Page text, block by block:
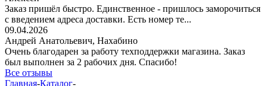
Заказ пришёл быстро. Единственное - пришлось заморочиться
с введением адреса доставки. Есть номер те...
09.04.2026
Андрей Анатольевич, Нахабино
Очень благодарен за работу техподдержки магазина. Заказ
был выполнен за 2 рабочих дня. Спасибо!
Все отзывы
Главная-Каталог-